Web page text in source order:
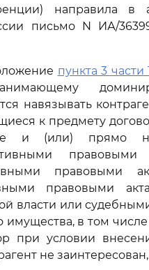
направила в
письмо N ИА/
пункта 3 части
навязывать
к предмету
и (или) прямо
правовыми
правовыми
правовыми
власти или
имущества, в том
при условии
не